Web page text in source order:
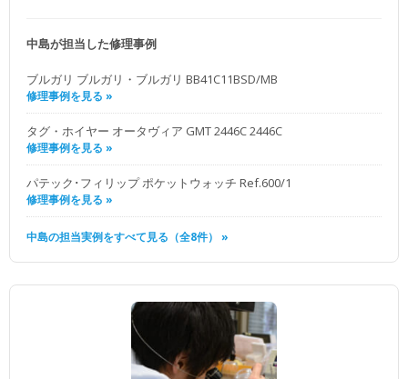
中島が担当した修理事例
ブルガリ ブルガリ・ブルガリ BB41C11BSD/MB
修理事例を見る »
タグ・ホイヤー オータヴィア GMT 2446C 2446C
修理事例を見る »
パテック･フィリップ ポケットウォッチ Ref.600/1
修理事例を見る »
中島の担当実例をすべて見る（全8件） »